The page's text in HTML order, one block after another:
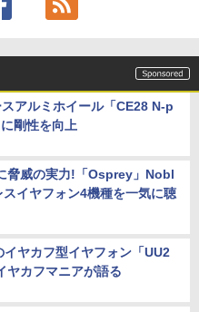
アルミホイール「CE28 N-p
剛性を向上
脅威の実力!「Osprey」Nobl
イヤフォン4機種を一気に聴
イヤカフ型イヤフォン「UU2
ヤカフマニアが語る